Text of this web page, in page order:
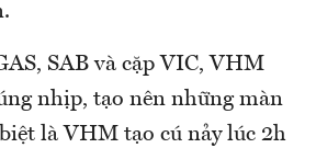
SAB và cặp VIC, VHM
nhịp, tạo nên những màn
là VHM tạo cú nảy lúc 2h